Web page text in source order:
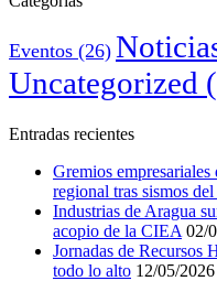
Eventos (26)
Uncategorized
Entradas recientes
Gremios
regional tras sismos del
Industrias de Aragua
acopio de la CIEA 02/
Jornadas de Recursos
todo lo alto 12/05/2026